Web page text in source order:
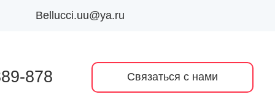
Bellucci.uu@ya.ru
878 Связаться с нами